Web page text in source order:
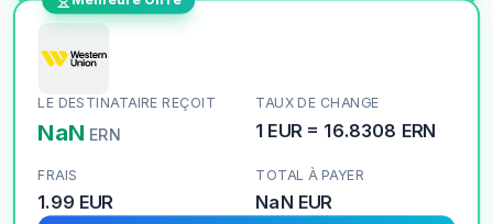
LE DESTINATAIRE REÇOIT
NaN ERN
TAUX DE CHANGE
1 EUR= 16.8308 ERN
FRAIS
1.99 EUR
TOTAL À PAYER
NaN EUR